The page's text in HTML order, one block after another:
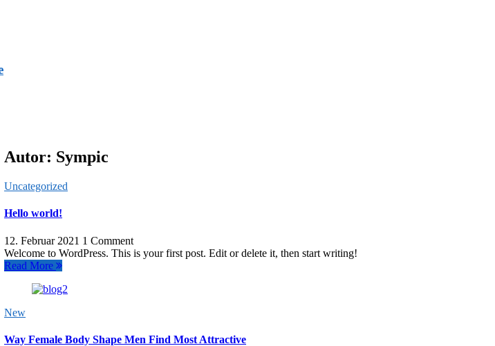
Autor: Sympic
Uncategorized
Hello world!
12. Februar 2021 1 Comment
Welcome to WordPress. This is your first post. Edit or delete it, then start writing!
Read More
New
Way Female Body Shape Men Find Most Attractive